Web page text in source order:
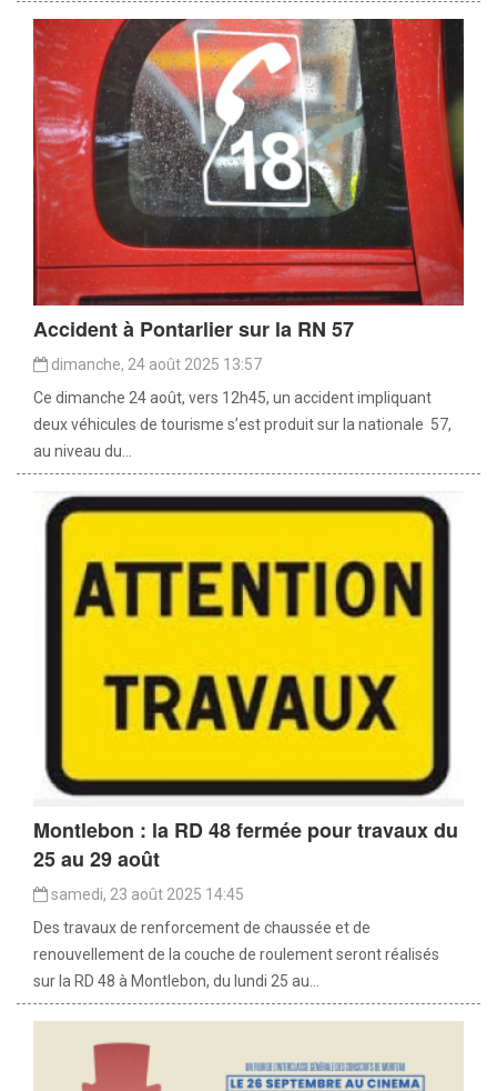
Accident à Pontarlier sur la RN 57
dimanche, 24 août 2025 13:57
Ce dimanche 24 août, vers 12h45, un accident impliquant
deux véhicules de tourisme s’est produit sur la nationale 57,
au niveau du...
Montlebon : la RD 48 fermée pour travaux du
25 au 29 août
samedi, 23 août 2025 14:45
Des travaux de renforcement de chaussée et de
renouvellement de la couche de roulement seront réalisés
sur la RD 48 à Montlebon, du lundi 25 au...